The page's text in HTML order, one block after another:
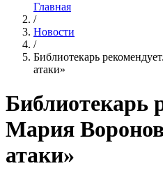
Главная
/
Новости
/
Библиотекарь
атаки»
Библиотекарь
Мария
атаки»